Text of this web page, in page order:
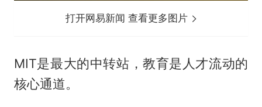
打开网易新闻 查看更多图片
MIT是最大的中转站，教育是人才流动的
核心通道。